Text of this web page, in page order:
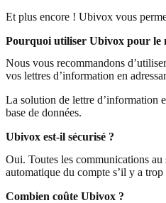
Et plus encore ! Ubivox vous
Pourquoi utiliser Ubivox pour le
Nous vous recommandons
vos lettres d’information en
La solution de lettre d’information
base de données.
Ubivox est-il sécurisé ?
Oui. Toutes les communications
automatique du compte s’il y a
Combien coûte Ubivox ?